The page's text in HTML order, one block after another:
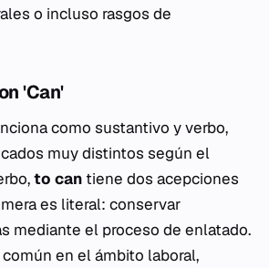
o incluso rasgos de
'Can'
como sustantivo y verbo,
muy distintos según el
to can tiene dos acepciones
es literal: conservar
mediante el proceso de enlatado.
en el ámbito laboral,